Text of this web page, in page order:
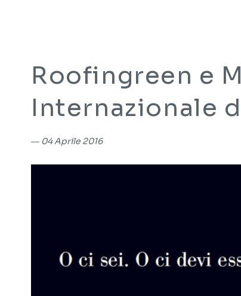
Roofingreen e
Internazionale
― 04 Aprile 2016